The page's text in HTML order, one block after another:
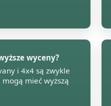
wyceny?
i 4x4 są zwykle
mogą mieć wyższą